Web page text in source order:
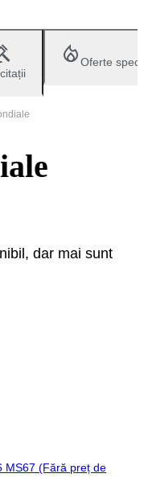
Oferte
dar mai sunt
preț de